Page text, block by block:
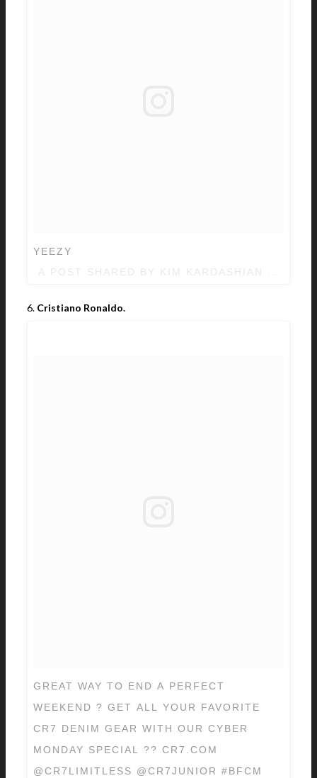
YEEZY
6. Cristiano Ronaldo.
GREAT WAY TO END A PERFECT
WEEKEND ? GET ALL YOUR FAVORITE
CR7 DENIM GEAR WITH OUR CYBER
MONDAY SPECIAL ?? CR7.COM
@CR7LIMITLESS @CR7JUNIOR #BFCM